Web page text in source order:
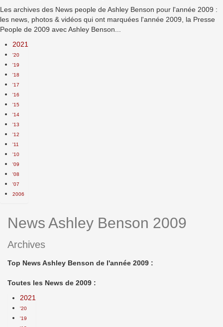
Les archives des News people de Ashley Benson pour l'année 2009 :
les news, photos & vidéos qui ont marquées l'année 2009, la Presse
People de 2009 avec Ashley Benson...
2021
'20
'19
'18
'17
'16
'15
'14
'13
'12
'11
'10
'09
'08
'07
2006
News Ashley Benson 2009
Archives
Top News Ashley Benson de l'année 2009 :
Toutes les News de 2009 :
2021
'20
'19